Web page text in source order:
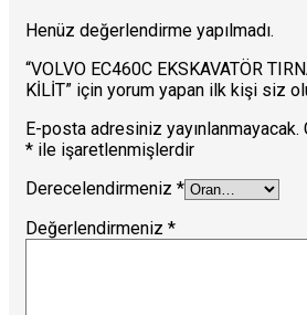
Henüz değerlendirme yapılmadı.
“VOLVO EC460C EKSKAVATÖR
KİLİT” için yorum yapan ilk kişi siz
E-posta adresiniz yayınlanmayacak.
* ile işaretlenmişlerdir
Derecelendirmeniz *
Değerlendirmeniz *